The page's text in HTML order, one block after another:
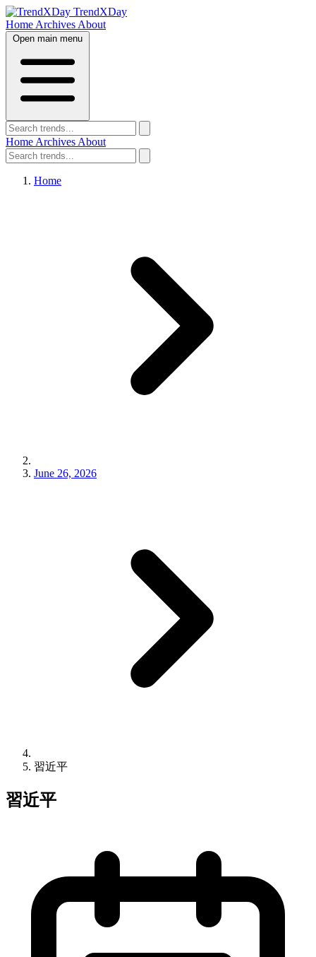
TrendXDay
Home Archives About
Open main menu
Home Archives About
Home
June 26, 2026
習近平
習近平